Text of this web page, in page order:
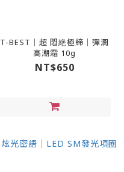
T-BEST｜超 悶絶極締｜彈潤
高潮霜 10g
NT$650